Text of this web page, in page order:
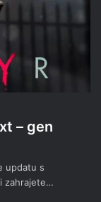
– gen
updatu s
zahrajete…